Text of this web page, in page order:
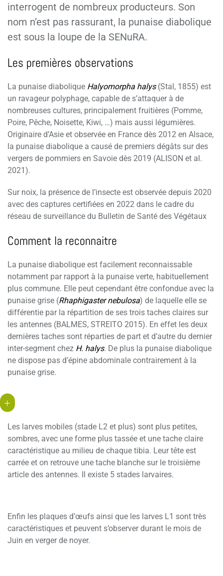
interrogent de nombreux producteurs. Son
nom n’est pas rassurant, la punaise diabolique
est sous la loupe de la SENuRA.
Les premières observations
La punaise diabolique Halyomorpha halys (Stal, 1855) est
un ravageur polyphage, capable de s’attaquer à de
nombreuses cultures, principalement fruitières (Pomme,
Poire, Pêche, Noisette, Kiwi, …) mais aussi légumières.
Originaire d’Asie et observée en France dès 2012 en Alsace,
la punaise diabolique a causé de premiers dégâts sur des
vergers de pommiers en Savoie dès 2019 (ALISON et al.
2021).
Sur noix, la présence de l’insecte est observée depuis 2020
avec des captures certifiées en 2022 dans le cadre du
réseau de surveillance du Bulletin de Santé des Végétaux
Comment la reconnaitre
La punaise diabolique est facilement reconnaissable
notamment par rapport à la punaise verte, habituellement
plus commune. Elle peut cependant être confondue avec la
punaise grise (Rhaphigaster nebulosa) de laquelle elle se
différentie par la répartition de ses trois taches claires sur
les antennes (BALMES, STREITO 2015). En effet les deux
dernières taches sont réparties de part et d’autre du dernier
inter-segment chez H. halys. De plus la punaise diabolique
ne dispose pas d’épine abdominale contrairement à la
punaise grise.
Les larves mobiles (stade L2 et plus) sont plus petites,
sombres, avec une forme plus tassée et une tache claire
caractéristique au milieu de chaque tibia. Leur tête est
carrée et on retrouve une tache blanche sur le troisième
article des antennes. Il existe 5 stades larvaires.
Enfin les plaques d’œufs ainsi que les larves L1 sont très
caractéristiques et peuvent s’observer durant le mois de
Juin en verger de noyer.